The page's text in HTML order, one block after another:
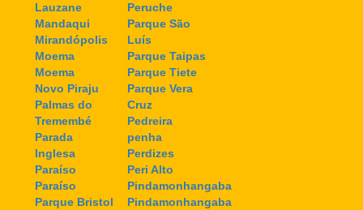
Lauzane
Mandaqui
Mirandópolis
Moema
Moema
Novo Piraju
Palmas do
Tremembé
Parada
Inglesa
Paraíso
Paraíso
Parque Bristol
Peruche
Parque São
Luís
Parque Taipas
Parque Tiete
Parque Vera
Cruz
Pedreira
penha
Perdizes
Peri Alto
Pindamonhangaba
Pindamonhangaba